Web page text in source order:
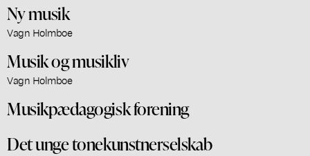
Ny musik
Vagn Holmboe
Musik og musikliv
Vagn Holmboe
Musikpædagogisk forening
Det unge tonekunstnerselskab